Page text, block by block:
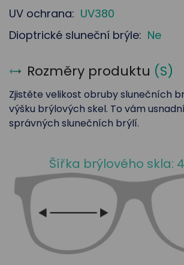
UV ochrana: UV380
Dioptrické sluneční brýle: Ne
Rozměry produktu (S)
Zjistěte velikost obruby slunečních
výšku brýlových skel. To vám
správných slunečních brýlí.
Šířka brýlového skla: